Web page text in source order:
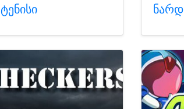
ტენისი